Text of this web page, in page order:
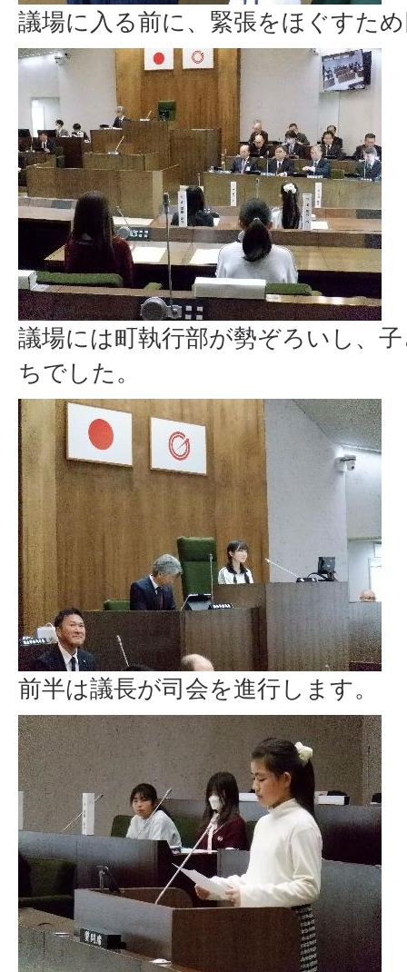
議場に入る前に、緊張をほぐすた
議場には町執行部が勢ぞろいし、
ちでした。
前半は議長が司会を進行します。